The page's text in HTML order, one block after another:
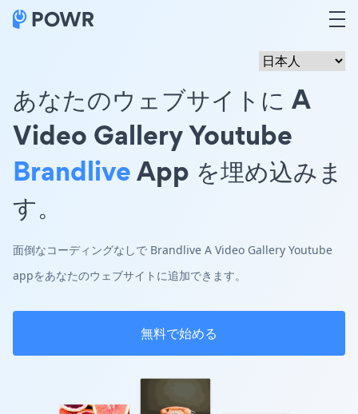
あなたのウェブサイトに A
Video Gallery Youtube
BrandliveApp を埋め込みま
す。
面倒なコーディングなしで Brandlive A Video Gallery Youtube
appをあなたのウェブサイトに追加できます。
無料で始める